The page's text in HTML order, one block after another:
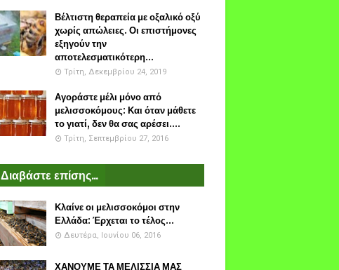
Βέλτιστη θεραπεία με οξαλικό οξύ
χωρίς απώλειες. Οι επιστήμονες
εξηγούν την
αποτελεσματικότερη...
Τρίτη, Δεκεμβρίου 24, 2019
Αγοράστε μέλι μόνο από
μελισσοκόμους: Και όταν μάθετε
το γιατί, δεν θα σας αρέσει....
Τρίτη, Σεπτεμβρίου 27, 2016
Διαβάστε επίσης...
Κλαίνε οι μελισσοκόμοι στην
Ελλάδα: Έρχεται το τέλος...
Δευτέρα, Ιουνίου 06, 2016
ΧΑΝΟΥΜΕ ΤΑ ΜΕΛΙΣΣΙΑ ΜΑΣ